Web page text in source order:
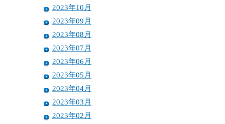
2023年10月
2023年09月
2023年08月
2023年07月
2023年06月
2023年05月
2023年04月
2023年03月
2023年02月